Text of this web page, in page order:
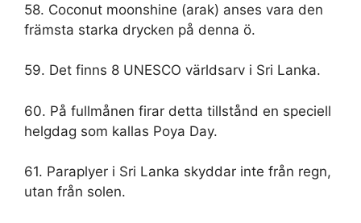
58. Coconut moonshine (arak) anses vara den
främsta starka drycken på denna ö.
59. Det finns 8 UNESCO världsarv i Sri Lanka.
60. På fullmånen firar detta tillstånd en speciell
helgdag som kallas Poya Day.
61. Paraplyer i Sri Lanka skyddar inte från regn,
utan från solen.